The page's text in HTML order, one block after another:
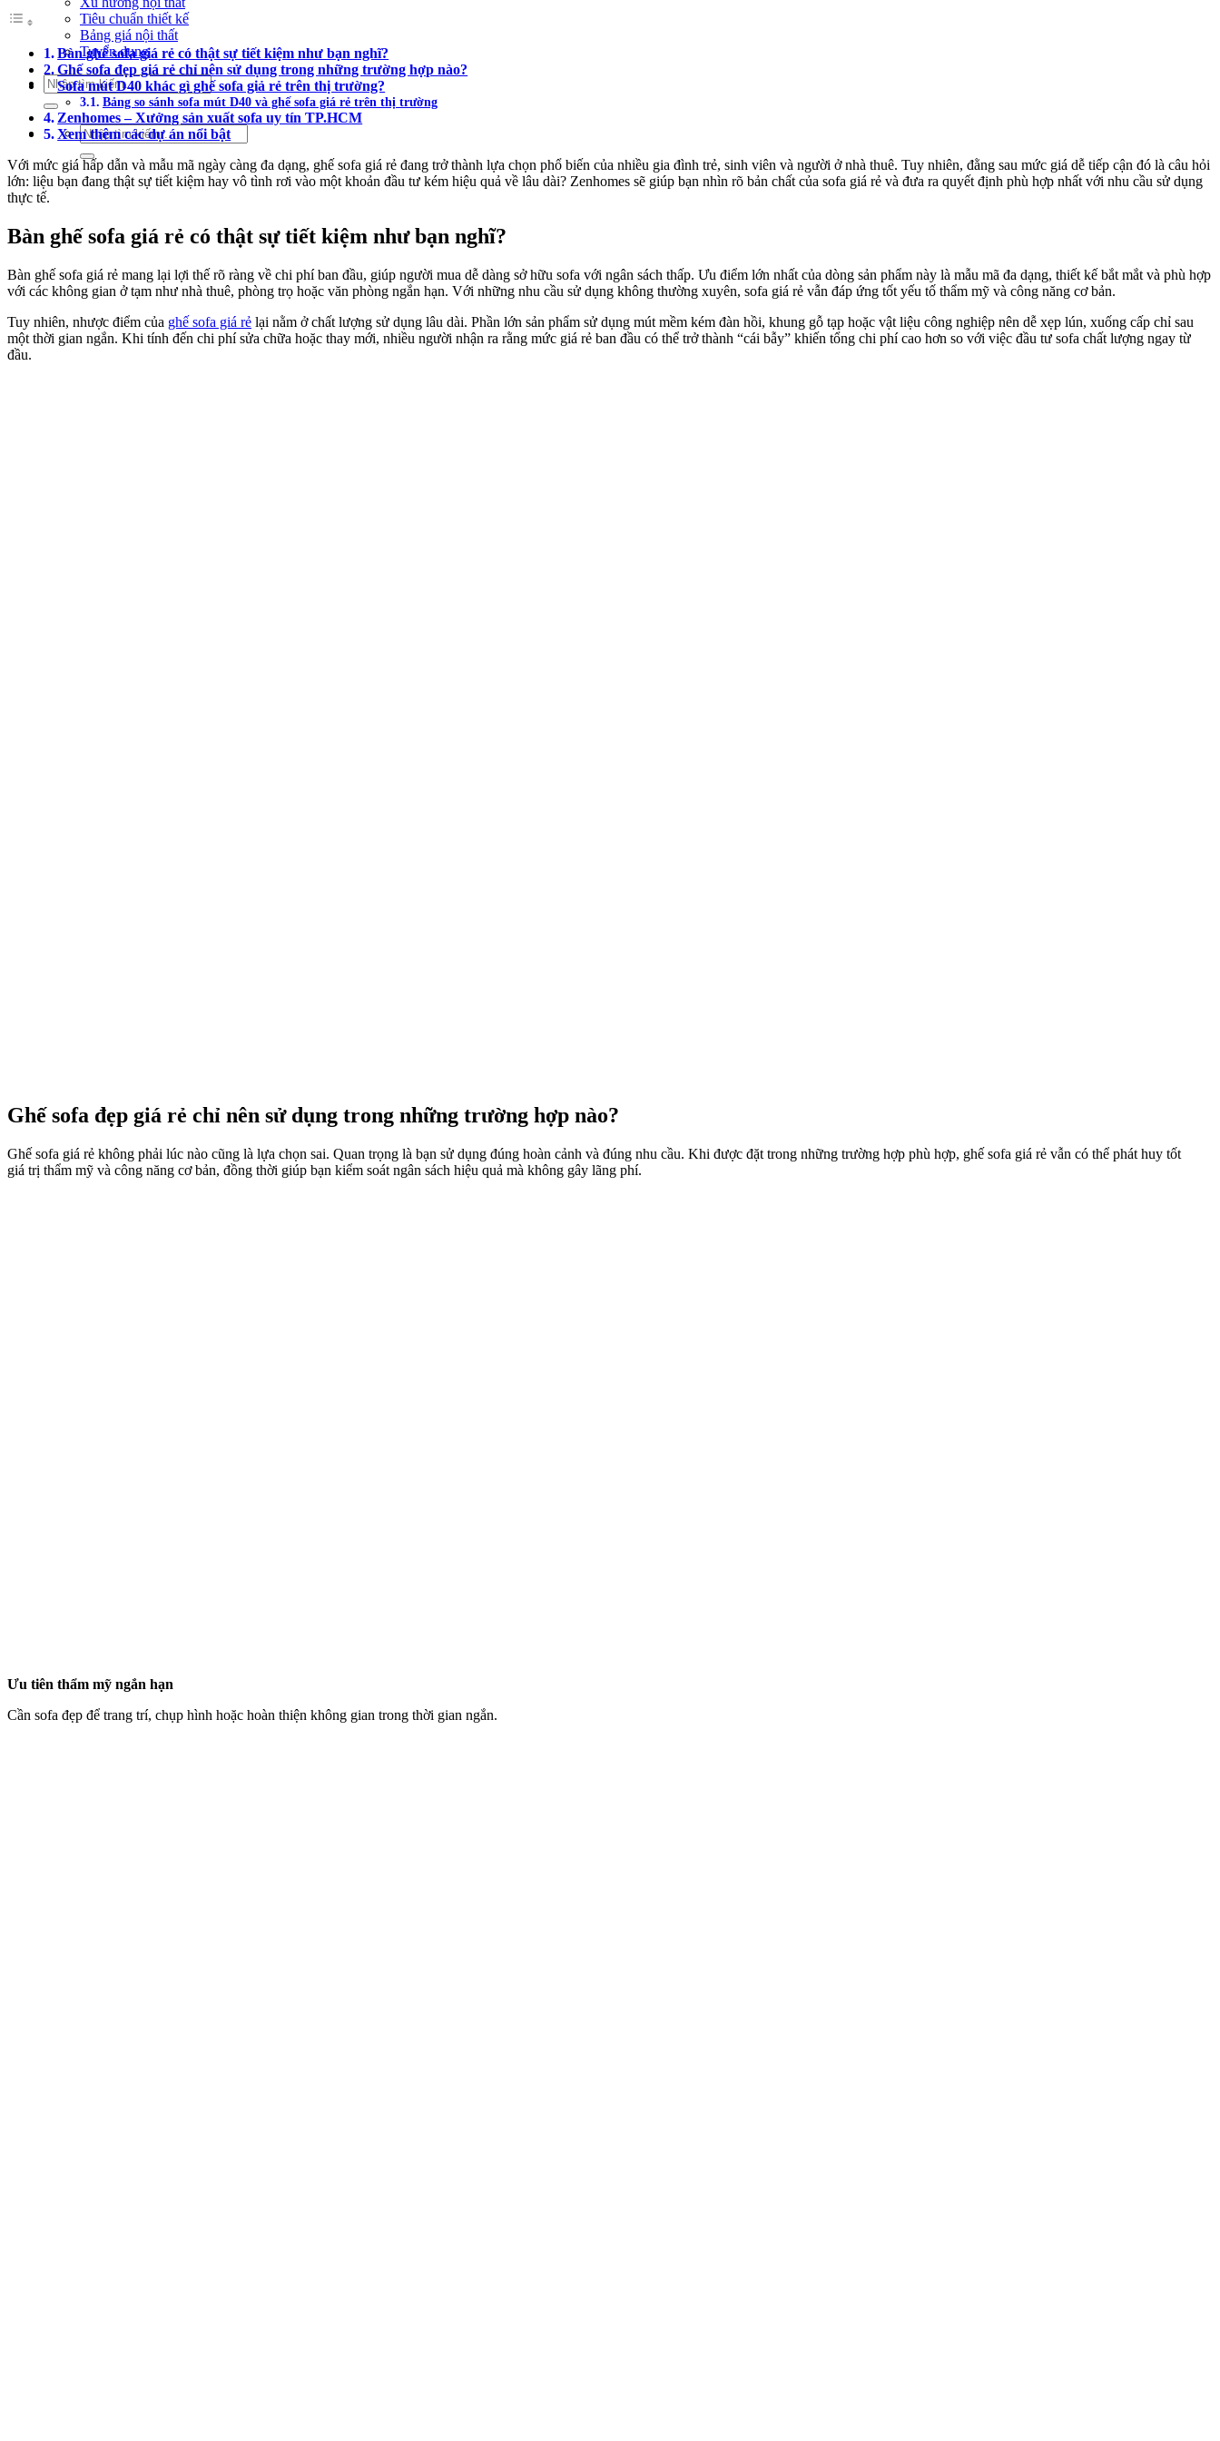
Tiêu chuẩn thiết kế
Bảng giá nội thất
Tuyển dụng
Tìm
kiếm:
Tìm
kiếm:
Bàn ghế sofa giá rẻ có thật sự tiết kiệm như bạn nghĩ?
Ghế sofa đẹp giá rẻ chỉ nên sử dụng trong những trường hợp nào?
Sofa mút D40 khác gì ghế sofa giả rẻ trên thị trường?
Bảng so sánh sofa mút D40 và ghế sofa giá rẻ trên thị trường
Zenhomes – Xưởng sản xuất sofa uy tín TP.HCM
Xem thêm các dự án nổi bật
Với mức giá hấp dẫn và mẫu mã ngày càng đa dạng, ghế sofa giá rẻ đang trở thành lựa chọn phổ biến của nhiều gia đình trẻ, sinh viên và người ở nhà thuê. Tuy nhiên, đằng sau mức giá dễ tiếp cận đó là câu hỏi
lớn: liệu bạn đang thật sự tiết kiệm hay vô tình rơi vào một khoản đầu tư kém hiệu quả về lâu dài? Zenhomes sẽ giúp bạn nhìn rõ bản chất của sofa giá rẻ và đưa ra quyết định phù hợp nhất với nhu cầu sử dụng
thực tế.
Bàn ghế sofa giá rẻ có thật sự tiết kiệm như bạn nghĩ?
Bàn ghế sofa giá rẻ mang lại lợi thế rõ ràng về chi phí ban đầu, giúp người mua dễ dàng sở hữu sofa với ngân sách thấp. Ưu điểm lớn nhất của dòng sản phẩm này là mẫu mã đa dạng, thiết kế bắt mắt và phù hợp
với các không gian ở tạm như nhà thuê, phòng trọ hoặc văn phòng ngắn hạn. Với những nhu cầu sử dụng không thường xuyên, sofa giá rẻ vẫn đáp ứng tốt yếu tố thẩm mỹ và công năng cơ bản.
Tuy nhiên, nhược điểm của ghế sofa giá rẻ lại nằm ở chất lượng sử dụng lâu dài. Phần lớn sản phẩm sử dụng mút mềm kém đàn hồi, khung gỗ tạp hoặc vật liệu công nghiệp nên dễ xẹp lún, xuống cấp chỉ sau
một thời gian ngắn. Khi tính đến chi phí sửa chữa hoặc thay mới, nhiều người nhận ra rằng mức giá rẻ ban đầu có thể trở thành “cái bẫy” khiến tổng chi phí cao hơn so với việc đầu tư sofa chất lượng ngay từ
đầu.
Ghế sofa đẹp giá rẻ chỉ nên sử dụng trong những trường hợp nào?
Ghế sofa giá rẻ không phải lúc nào cũng là lựa chọn sai. Quan trọng là bạn sử dụng đúng hoàn cảnh và đúng nhu cầu. Khi được đặt trong những trường hợp phù hợp, ghế sofa giá rẻ vẫn có thể phát huy tốt
giá trị thẩm mỹ và công năng cơ bản, đồng thời giúp bạn kiểm soát ngân sách hiệu quả mà không gây lãng phí.
Ưu tiên thẩm mỹ ngắn hạn
Cần sofa đẹp để trang trí, chụp hình hoặc hoàn thiện không gian trong thời gian ngắn.